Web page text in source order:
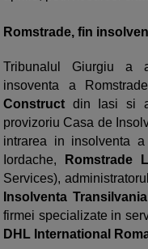
Romstrade, fin
Tribunalul Giurgiu a
insoventa a
Construct din Iasi si
provizoriu Casa de
intrarea in insolventa
Iordache,
Romstrade
Services),
Insolventa Transilvania
firmei specializate in
DHL International